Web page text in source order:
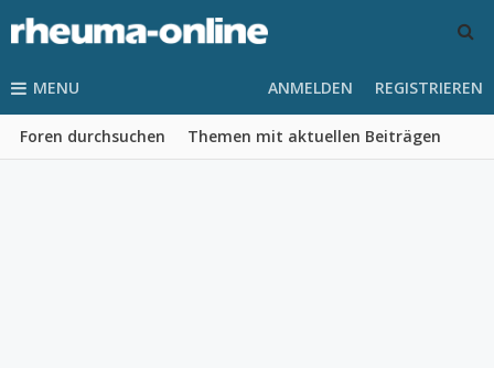
MENU
Foren durchsuchen Themen mit aktuellen Beiträgen
ANMELDEN REGISTRIEREN